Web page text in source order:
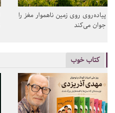
پیاده‌روی روی زمین ناهموار مغز را
جوان می‌کند
کتاب خوب